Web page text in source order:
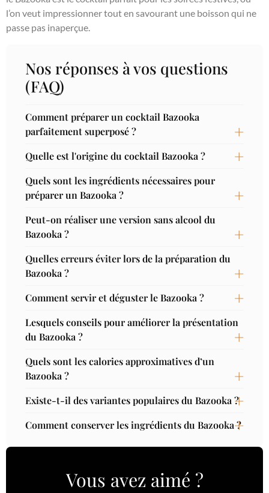
l’on veut impressionner tout en savourant une boisson qui ne
passe pas inaperçue.
Nos réponses à vos questions
(FAQ)
Comment préparer un cocktail Bazooka
parfaitement superposé ?
Quelle est l'origine du cocktail Bazooka ?
Quels sont les ingrédients nécessaires pour
préparer un Bazooka ?
Peut-on réaliser une version sans alcool du
Bazooka ?
Quelles erreurs éviter lors de la préparation du
Bazooka ?
Comment servir et déguster le Bazooka ?
Lesquels conseils pour améliorer la présentation
du Bazooka ?
Quels sont les calories approximatives d’un
Bazooka ?
Existe-t-il des variantes populaires du Bazooka ?
Comment conserver les ingrédients du Bazooka ?
Vous avez aimé ?